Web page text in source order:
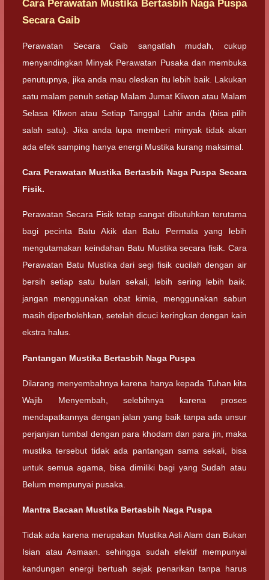
Cara Perawatan Mustika Bertasbih Naga Puspa
Secara Gaib
Perawatan Secara Gaib sangatlah mudah, cukup
menyandingkan Minyak Perawatan Pusaka dan membuka
penutupnya, jika anda mau oleskan itu lebih baik. Lakukan
satu malam penuh setiap Malam Jumat Kliwon atau Malam
Selasa Kliwon atau Setiap Tanggal Lahir anda (bisa pilih
salah satu). Jika anda lupa memberi minyak tidak akan
ada efek samping hanya energi Mustika kurang maksimal.
Cara Perawatan Mustika Bertasbih Naga Puspa Secara
Fisik.
Perawatan Secara Fisik tetap sangat dibutuhkan terutama
bagi pecinta Batu Akik dan Batu Permata yang lebih
mengutamakan keindahan Batu Mustika secara fisik. Cara
Perawatan Batu Mustika dari segi fisik cucilah dengan air
bersih setiap satu bulan sekali, lebih sering lebih baik.
jangan menggunakan obat kimia, menggunakan sabun
masih diperbolehkan, setelah dicuci keringkan dengan kain
ekstra halus.
Pantangan Mustika Bertasbih Naga Puspa
Dilarang menyembahnya karena hanya kepada Tuhan kita
Wajib Menyembah, selebihnya karena proses
mendapatkannya dengan jalan yang baik tanpa ada unsur
perjanjian tumbal dengan para khodam dan para jin, maka
mustika tersebut tidak ada pantangan sama sekali, bisa
untuk semua agama, bisa dimiliki bagi yang Sudah atau
Belum mempunyai pusaka.
Mantra Bacaan Mustika Bertasbih Naga Puspa
Tidak ada karena merupakan Mustika Asli Alam dan Bukan
Isian atau Asmaan. sehingga sudah efektif mempunyai
kandungan energi bertuah sejak penarikan tanpa harus